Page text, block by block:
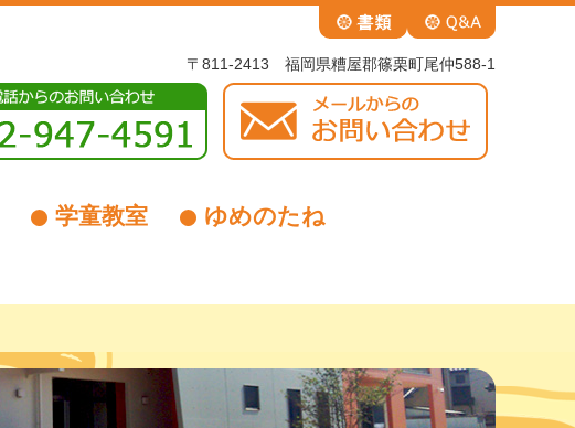
〒811-2413 福岡県糟屋郡篠栗町尾仲588-1
学童教室 ゆめのたね